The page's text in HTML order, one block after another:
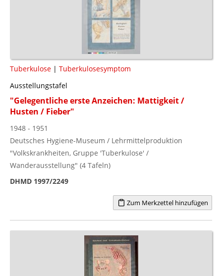
Tuberkulose | Tuberkulosesymptom
Ausstellungstafel
"Gelegentliche erste Anzeichen: Mattigkeit /
Husten / Fieber"
1948 - 1951
Deutsches Hygiene-Museum / Lehrmittelproduktion
"Volkskrankheiten, Gruppe 'Tuberkulose' /
Wanderausstellung" (4 Tafeln)
DHMD 1997/2249
Zum Merkzettel hinzufügen